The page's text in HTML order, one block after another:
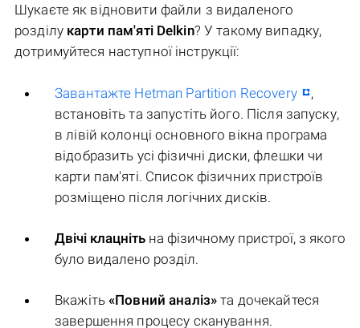
Шукаєте як відновити файли з видаленого
розділу карти пам'яті Delkin? У такому випадку,
дотримуйтеся наступної інструкції:
Завантажте Hetman Partition Recovery
,
встановіть та запустіть його. Після запуску,
в лівій колонці основного вікна програма
відобразить усі фізичні диски, флешки чи
карти пам'яті. Список фізичних пристроїв
розміщено після логічних дисків.
Двічі клацніть на фізичному пристрої, з якого
було видалено розділ.
Вкажіть«Повний аналіз» та дочекайтеся
завершення процесу сканування.